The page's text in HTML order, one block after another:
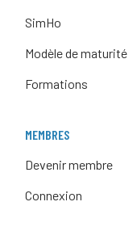
SimHo
Modèle de maturité
Formations
MEMBRES
Devenir membre
Connexion